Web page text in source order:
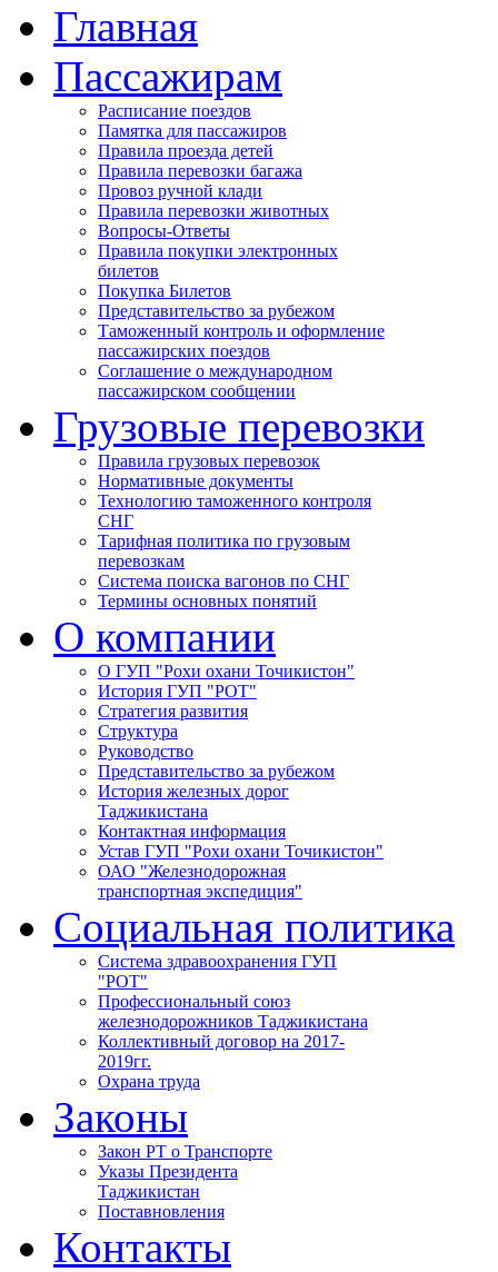
Главная
Пассажирам
Расписание поездов
Памятка для пассажиров
Правила проезда детей
Правила перевозки багажа
Провоз ручной клади
Правила перевозки животных
Вопросы-Ответы
Правила покупки электронных
билетов
Покупка Билетов
Представительство за рубежом
Таможенный контроль и оформление
пассажирских поездов
Соглашение о международном
пассажирском сообщении
Грузовые перевозки
Правила грузовых перевозок
Нормативные документы
Технологию таможенного контроля
СНГ
Тарифная политика по грузовым
перевозкам
Система поиска вагонов по СНГ
Термины основных понятий
О компании
О ГУП "Рохи охани Точикистон"
История ГУП "РОТ"
Стратегия развития
Структура
Руководство
Представительство за рубежом
История железных дорог
Таджикистана
Контактная информация
Устав ГУП "Рохи охани Точикистон"
ОАО "Железнодорожная
транспортная экспедиция"
Социальная политика
Система здравоохранения ГУП
"РОТ"
Профессиональный союз
железнодорожников Таджикистана
Коллективный договор на 2017-
2019гг.
Охрана труда
Законы
Закон РТ о Транспорте
Указы Президента
Таджикистан
Поставновления
Контакты